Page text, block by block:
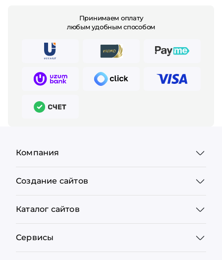
Принимаем оплату
любым удобным способом
Компания
Создание сайтов
Каталог сайтов
Сервисы